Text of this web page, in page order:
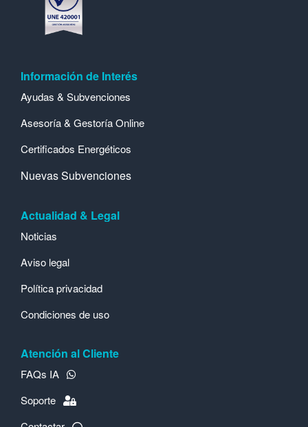
Información de Interés
Ayudas & Subvenciones
Asesoría & Gestoría Online
Certificados Energéticos
Nuevas Subvenciones
Actualidad & Legal
Noticias
Aviso legal
Política privacidad
Condiciones de uso
Atención al Cliente
FAQs IA
Soporte